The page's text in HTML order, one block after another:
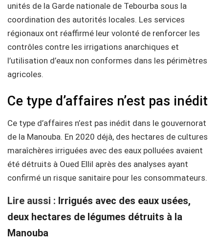
unités de la Garde nationale de Tebourba sous la
coordination des autorités locales. Les services
régionaux ont réaffirmé leur volonté de renforcer les
contrôles contre les irrigations anarchiques et
l’utilisation d’eaux non conformes dans les périmètres
agricoles.
Ce type d’affaires n’est pas inédit
Ce type d’affaires n’est pas inédit dans le gouvernorat
de la Manouba. En 2020 déjà, des hectares de cultures
maraîchères irriguées avec des eaux polluées avaient
été détruits à Oued Ellil après des analyses ayant
confirmé un risque sanitaire pour les consommateurs.
Lire aussi : Irrigués avec des eaux usées,
deux hectares de légumes détruits à la
Manouba